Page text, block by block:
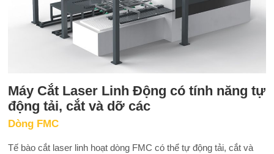
Máy Cắt Laser Linh Động có tính năng tự
động tải, cắt và dỡ các
Dòng FMC
Tế bào cắt laser linh hoạt dòng FMC có thể tự động tải, cắt và